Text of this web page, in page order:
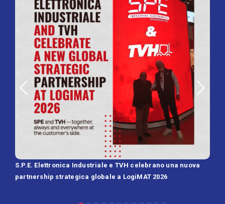
S.P.E. Elettronica Industriale e TVH celebrano una nuova
partnership strategica globale a LogiMAT 2026